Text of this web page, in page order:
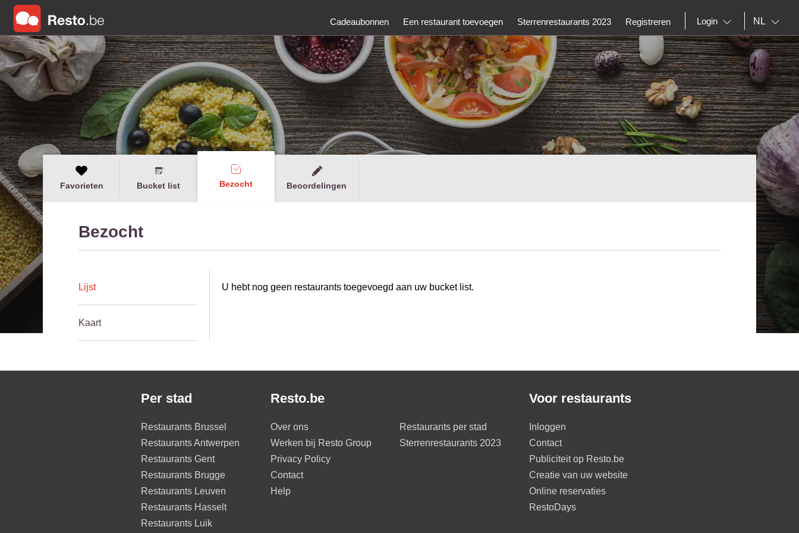
Cadeaubonnen Een restaurant toevoegen Sterrenrestaurants 2023 Registreren Login NL
Favorieten Bucket list Bezocht Beoordelingen
Bezocht
Lijst
Kaart
U hebt nog geen restaurants toegevoegd aan uw bucket list.
Per stad
Restaurants Brussel
Restaurants Antwerpen
Restaurants Gent
Restaurants Brugge
Restaurants Leuven
Restaurants Hasselt
Restaurants Luik
Resto.be
Over ons
Werken bij Resto Group
Privacy Policy
Contact
Help
Restaurants per stad
Sterrenrestaurants 2023
Voor restaurants
Inloggen
Contact
Publiciteit op Resto.be
Creatie van uw website
Online reservaties
RestoDays